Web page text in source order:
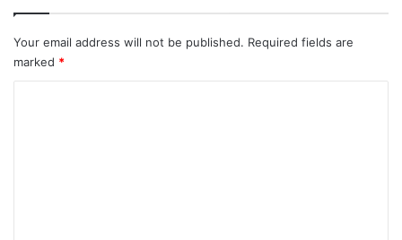
Your email address will not be published. Required fields are
marked *